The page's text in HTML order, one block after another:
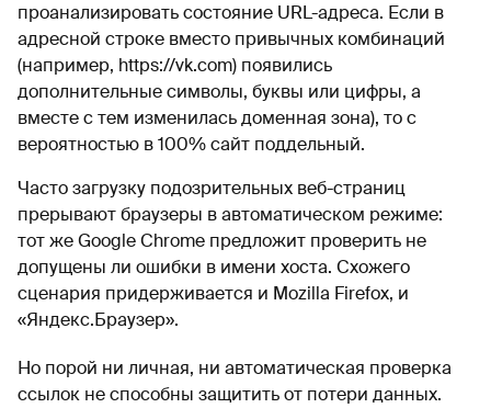
проанализировать состояние URL-адреса. Если в
адресной строке вместо привычных комбинаций
(например, https://vk.com) появились
дополнительные символы, буквы или цифры, а
вместе с тем изменилась доменная зона), то с
вероятностью в 100% сайт поддельный.
Часто загрузку подозрительных веб-страниц
прерывают браузеры в автоматическом режиме:
тот же Google Chrome предложит проверить не
допущены ли ошибки в имени хоста. Схожего
сценария придерживается и Mozilla Firefox, и
«Яндекс.Браузер».
Но порой ни личная, ни автоматическая проверка
ссылок не способны защитить от потери данных.